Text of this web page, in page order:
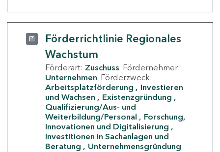
Förderrichtlinie Regionales
Wachstum
Förderart: Zuschuss Fördernehmer:
Unternehmen Förderzweck:
Arbeitsplatzförderung
Investieren
und Wachsen
Existenzgründung
Qualifizierung/Aus- und
Weiterbildung/Personal
Forschung,
Innovationen und Digitalisierung
Investitionen in Sachanlagen und
Beratung
Unternehmensgründung